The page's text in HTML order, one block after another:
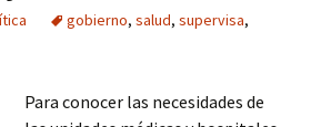
gobierno, salud, supervisa,
Para conocer las necesidades de